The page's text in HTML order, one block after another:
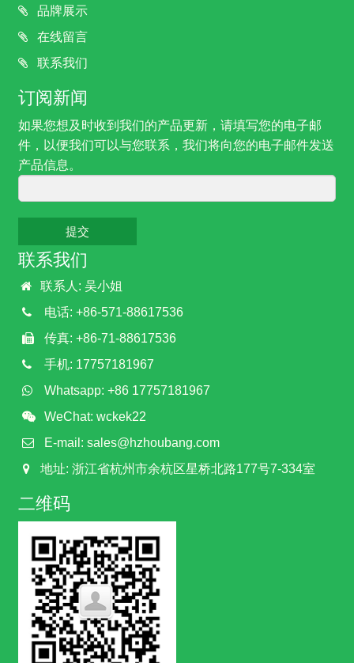
品牌展示
在线留言
联系我们
订阅新闻
如果您想及时收到我们的产品更新，请填写您的电子邮
件，以便我们可以与您联系，我们将向您的电子邮件发送
产品信息。
提交
联系我们
联系人: 吴小姐
电话: +86-571-88617536
传真: +86-71-88617536
手机: 17757181967
Whatsapp: +86 17757181967
WeChat: wckek22
E-mail: sales@hzhoubang.com
地址: 浙江省杭州市余杭区星桥北路177号7-334室
二维码